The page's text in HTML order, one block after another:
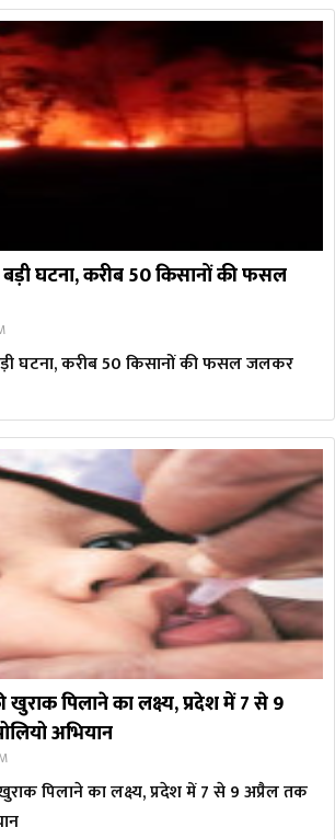
घटना, करीब 50 किसानों की फसल
घटना, करीब 50 किसानों की फसल जलकर
खुराक पिलाने का लक्ष्य, प्रदेश में 7 से 9
अभियान
खुराक पिलाने का लक्ष्य, प्रदेश में 7 से 9 अप्रैल तक